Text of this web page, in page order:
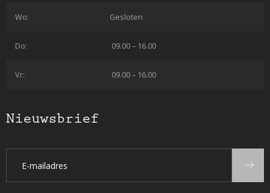
Wo: Gesloten
Do: 09.00 – 16.00
Vr: 09.00 – 16.00
Nieuwsbrief